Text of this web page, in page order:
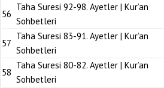
56
Taha Suresi 92-98. Ayetler | Kur’an
Sohbetleri
57
Taha Suresi 83-91. Ayetler | Kur’an
Sohbetleri
58
Taha Suresi 80-82. Ayetler | Kur’an
Sohbetleri